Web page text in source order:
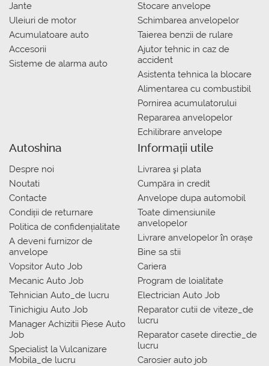
Jante
Uleiuri de motor
Acumulatoare auto
Accesorii
Sisteme de alarma auto
Stocare anvelope
Schimbarea anvelopelor
Taierea benzii de rulare
Ajutor tehnic in caz de
accident
Asistenta tehnica la blocare
Alimentarea cu combustibil
Pornirea acumulatorului
Repararea anvelopelor
Echilibrare anvelope
Autoshina
Despre noi
Noutati
Contacte
Condiții de returnare
Politica de confidențialitate
A deveni furnizor de
anvelope
Vopsitor Auto Job
Mecanic Auto Job
Tehnician Auto_de lucru
Tinichigiu Auto Job
Manager Achizitii Piese Auto
Job
Specialist la Vulcanizare
Mobila_de lucru
Informații utile
Livrarea şi plata
Сumpăra in credit
Anvelope dupa automobil
Toate dimensiunile
anvelopelor
Livrare anvelopelor în orașe
Bine sa stii
Cariera
Program de loialitate
Electrician Auto Job
Reparator cutii de viteze_de
lucru
Reparator casete directie_de
lucru
Carosier auto job